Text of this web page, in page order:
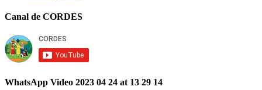
Canal de CORDES
WhatsApp Video 2023 04 24 at 13 29 14